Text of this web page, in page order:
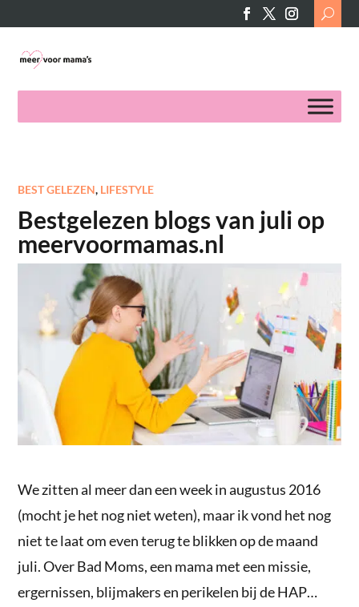
Search
for:
BEST GELEZEN, LIFESTYLE
Bestgelezen blogs van juli op
meervoormamas.nl
We zitten al meer dan een week in augustus 2016
(mocht je het nog niet weten), maar ik vond het nog
niet te laat om even terug te blikken op de maand
juli. Over Bad Moms, een mama met een missie,
ergernissen, blijmakers en perikelen bij de HAP…